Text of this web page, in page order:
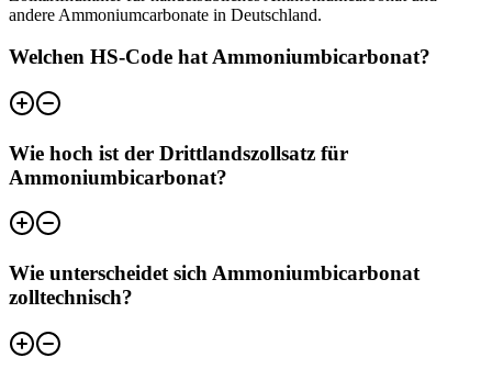
andere Ammoniumcarbonate in Deutschland.
Welchen HS-Code hat Ammoniumbicarbonat?
Wie hoch ist der Drittlandszollsatz für
Ammoniumbicarbonat?
Wie unterscheidet sich Ammoniumbicarbonat
zolltechnisch?